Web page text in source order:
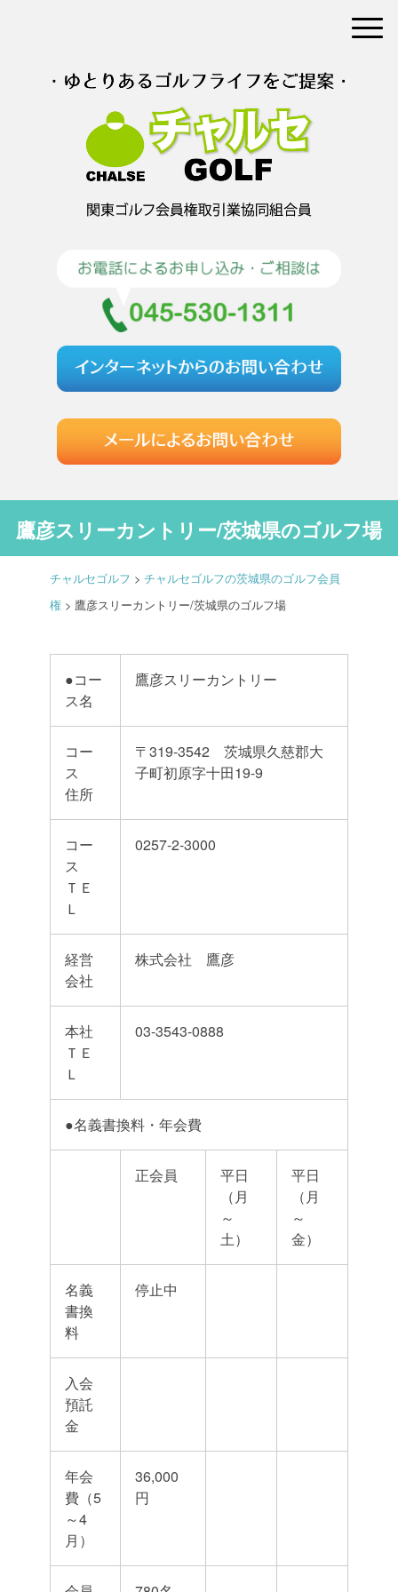
鷹彦スリーカントリー/茨城県のゴルフ場
チャルセゴルフ > チャルセゴルフの茨城県のゴルフ会員
権 > 鷹彦スリーカントリー/茨城県のゴルフ場
●コー
ス名
鷹彦スリーカントリー
コー
ス
住所
〒319-3542 茨城県久慈郡大
子町初原字十田19-9
コー
ス
ＴＥ
Ｌ
0257-2-3000
経営
会社
株式会社 鷹彦
本社
ＴＥ
Ｌ
03-3543-0888
●名義書換料・年会費
正会員
平日
（月
～
土）
平日
（月
～
金）
名義
書換
料
停止中
入会
預託
金
年会
費（5
～4
月）
36,000
円